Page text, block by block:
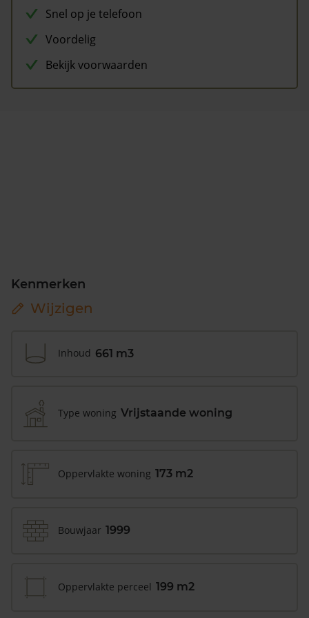
Snel op je telefoon
Voordelig
Bekijk voorwaarden
Kenmerken
Wijzigen
Inhoud 661 m3
Type woning Vrijstaande woning
Oppervlakte woning 173 m2
Bouwjaar 1999
Oppervlakte perceel 199 m2